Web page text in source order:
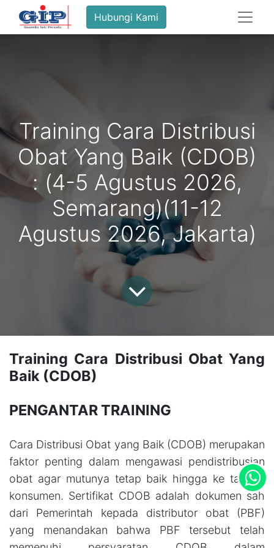
Hubungi Kami
Training Cara Distribusi
Obat Yang Baik (CDOB)
: (4-5 Agustus 2026,
Semarang)(11-12
Agustus 2026, Jakarta)
Training Cara Distribusi Obat Yang
Baik (CDOB)
PENGANTAR TRAINING
Cara Distribusi Obat yang Baik (CDOB) merupakan
faktor penting dalam mengawasi pendistribusian
obat agar mutunya tetap baik hingga ke tangan
konsumen. Sertifikat CDOB adalah dokumen sah
dari Pemerintah kepada distributor obat (PBF)
yang menandakan bahwa PBF tersebut telah